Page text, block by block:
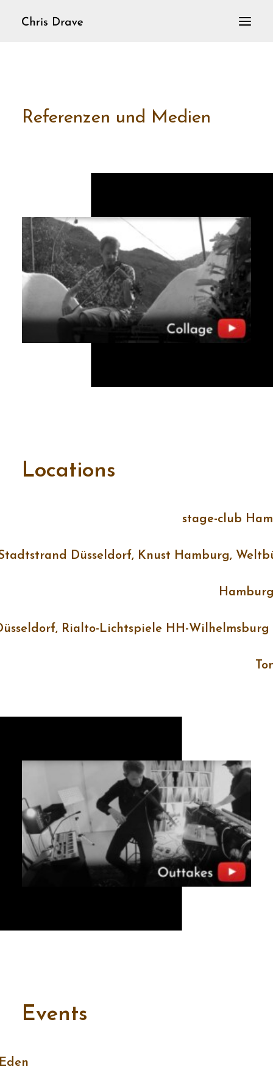
Violine solo
Referenzen und Medien
Locations
stage-club
Düsseldorf, Knust Hamburg,
Rialto-Lichtspiele HH-Wilhelmsburg
Events